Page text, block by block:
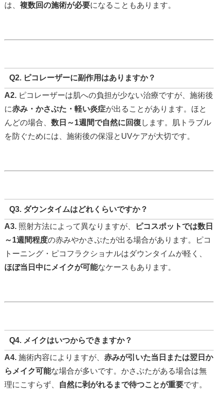
は、 複数回の施術が必要になることもあります。
Q2. ピコレーザーに副作用はありますか？
A2. ピコレーザーは肌への負担が少ない治療ですが、施術後
に赤み・かさぶた・軽い炎症が出ることがあります。ほと
んどの場合、 数日～1週間で自然に回復 します。肌トラブル
を防ぐためには、施術後の保湿とUVケアが大切です。
Q3. ダウンタイムはどれくらいですか？
A3. 照射方法によって異なりますが、
ピコスポットでは数日
～1週間程度の赤みやかさぶたが出る場合があります。ピコ
トーニング・ピコフラクショナルはダウンタイムが軽く、
ほぼ当日中にメイクが可能なケースもあります。
Q4. メイクはいつからできますか？
A4. 施術内容によりますが、 赤みが引いた当日または翌日か
らメイク可能な場合が多いです。かさぶたがある場合は無
理にこすらず、
自然に剥がれるまで待つことが重要です。